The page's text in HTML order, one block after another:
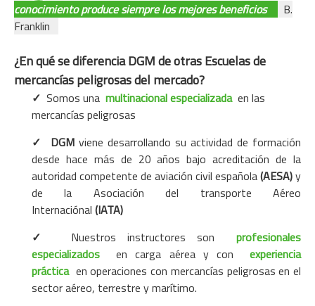
conocimiento produce siempre los mejores beneficios
B.
Franklin
¿En qué se diferencia DGM de otras Escuelas de
mercancías peligrosas del mercado?
✓ Somos una multinacional especializada en las
mercancías peligrosas
✓
DGM viene desarrollando su actividad de formación
desde hace más de 20 años bajo acreditación de la
autoridad competente de aviación civil española(AESA)y
de la Asociación del transporte Aéreo
Internaciónal (IATA)
✓
Nuestros instructores son
profesionales
especializados
en carga aérea y con
experiencia
práctica en operaciones con mercancías peligrosas en el
sector aéreo, terrestre y marítimo.